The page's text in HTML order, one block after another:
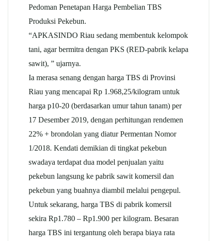
Pedoman Penetapan Harga Pembelian TBS
Produksi Pekebun.
“APKASINDO Riau sedang membentuk kelompok
tani, agar bermitra dengan PKS (RED-pabrik kelapa
sawit), ” ujarnya.
Ia merasa senang dengan harga TBS di Provinsi
Riau yang mencapai Rp 1.968,25/kilogram untuk
harga p10-20 (berdasarkan umur tahun tanam) per
17 Desember 2019, dengan perhitungan rendemen
22% + brondolan yang diatur Permentan Nomor
1/2018. Kendati demikian di tingkat pekebun
swadaya terdapat dua model penjualan yaitu
pekebun langsung ke pabrik sawit komersil dan
pekebun yang buahnya diambil melalui pengepul.
Untuk sekarang, harga TBS di pabrik komersil
sekira Rp1.780 – Rp1.900 per kilogram. Besaran
harga TBS ini tergantung oleh berapa biaya rata